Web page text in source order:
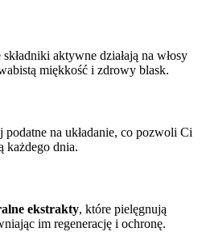
aktywne działają na włosy
miękkość i zdrowy blask.
podatne na układanie, co pozwoli Ci
każdego dnia.
ekstrakty, które pielęgnują
im regenerację i ochronę.